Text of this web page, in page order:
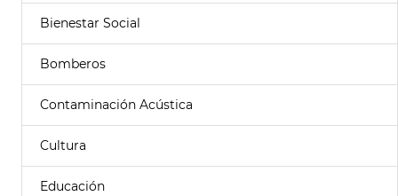
Bienestar Social
Bomberos
Contaminación Acústica
Cultura
Educación